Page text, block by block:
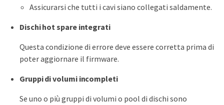
Assicurarsi che tutti i cavi siano collegati saldamente.
Dischi hot spare integrati
Questa condizione di errore deve essere corretta prima di
poter aggiornare il firmware.
Gruppi di volumi incompleti
Se uno o più gruppi di volumi o pool di dischi sono